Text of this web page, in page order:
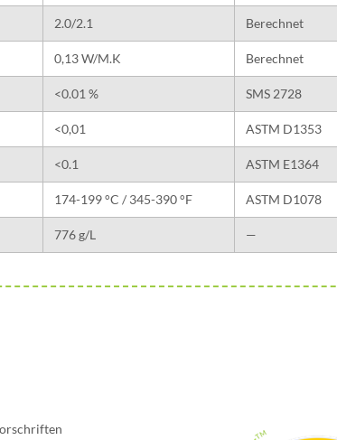
2.0/2.1 Berechnet
0,13 W/M.K Berechnet
<0.01 % SMS 2728
<0,01 ASTM D1353
<0.1 ASTM E1364
174-199 °C / 345-390 °F ASTM D1078
776 g/L —